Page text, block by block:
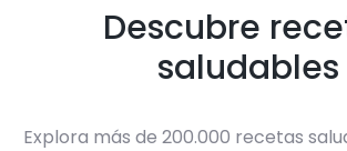
Descubre
saludables
Explora más de 200.000 recetas